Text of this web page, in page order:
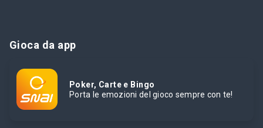
Gioca da app
Poker, Carte e Bingo
Porta le emozioni del gioco sempre con te!